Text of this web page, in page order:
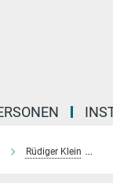
Rüdiger Klein